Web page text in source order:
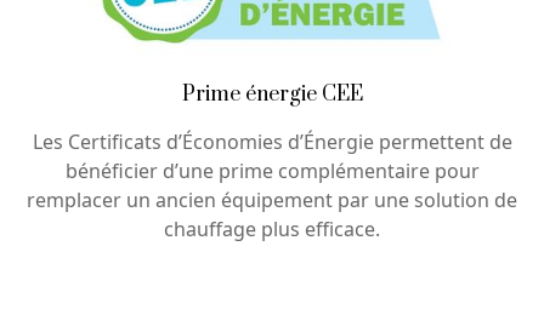
Prime énergie CEE
Les Certificats d’Économies d’Énergie permettent de
bénéficier d’une prime complémentaire pour
remplacer un ancien équipement par une solution de
chauffage plus efficace.